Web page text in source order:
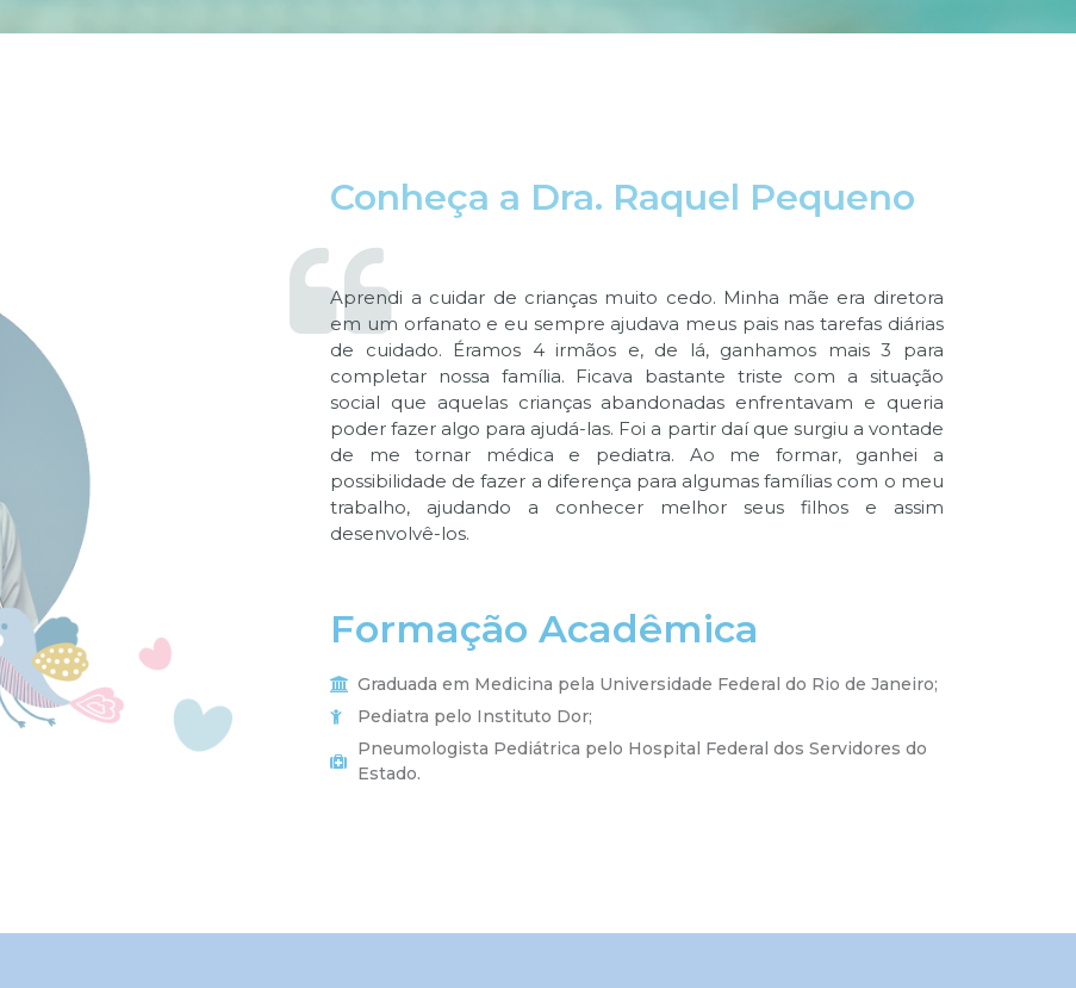
Conheça a Dra. Raquel Pequeno
Aprendi a cuidar de crianças muito cedo. Minha mãe era diretora
em um orfanato e eu sempre ajudava meus pais nas tarefas diárias
de cuidado. Éramos 4 irmãos e, de lá, ganhamos mais 3 para
completar nossa família. Ficava bastante triste com a situação
social que aquelas crianças abandonadas enfrentavam e queria
poder fazer algo para ajudá-las. Foi a partir daí que surgiu a vontade
de me tornar médica e pediatra. Ao me formar, ganhei a
possibilidade de fazer a diferença para algumas famílias com o meu
trabalho, ajudando a conhecer melhor seus filhos e assim
desenvolvê-los.
Formação Acadêmica
Graduada em Medicina pela Universidade Federal do Rio de Janeiro;
Pediatra pelo Instituto Dor;
Pneumologista Pediátrica pelo Hospital Federal dos Servidores do
Estado.